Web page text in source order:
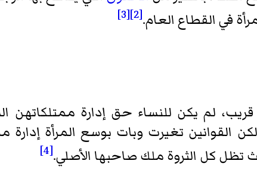
في القطاع العام.[2]
[3]
لم يكن للنساء حق إدارة ممتلكاتهن
القوانين تغيرت وبات بوسع المرأة
تظل كل الثروة ملك صاحبها الأصلي.[4]